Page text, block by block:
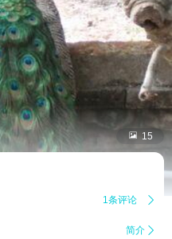
 15
1条评论 
简介 